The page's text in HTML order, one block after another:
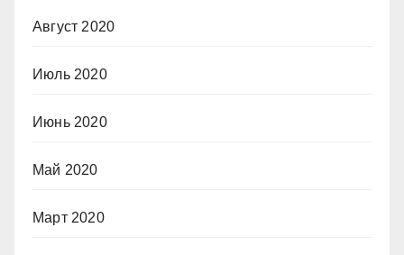
Август 2020
Июль 2020
Июнь 2020
Май 2020
Март 2020